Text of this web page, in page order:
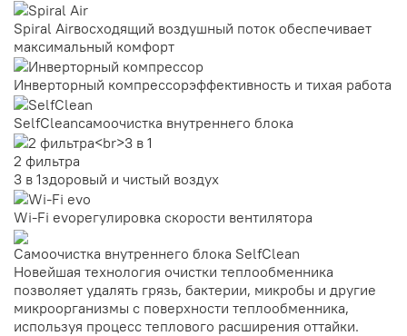
Spiral Airвосходящий воздушный поток обеспечивает
максимальный комфорт
Инвертор­ный компрес­сорэффективность и тихая работа
SelfCleanсамоочистка внутреннего блока
2 фильтра
3 в 1здоровый и чистый воздух
Wi-Fi evoрегулировка скорости вентилятора
Самоочистка внутреннего блока SelfClean
Новейшая технология очистки теплообменника
позволяет удалять грязь, бактерии, микробы и другие
микроорганизмы c поверхности теплообменника,
используя процесс теплового расширения оттайки.